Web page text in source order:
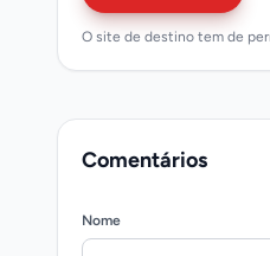
O site de destino tem de
Comentários
Nome